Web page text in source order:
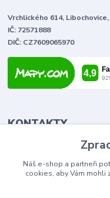
Vrchlického 614, Libochovice,
IČ: 72571888
DIČ: CZ7609065970
KONTAKTY
Tomáš Vlček
+420 702 090 443
volejte od 9,00 -
Náš e-shop a partneři
cookies, aby Vám mohli